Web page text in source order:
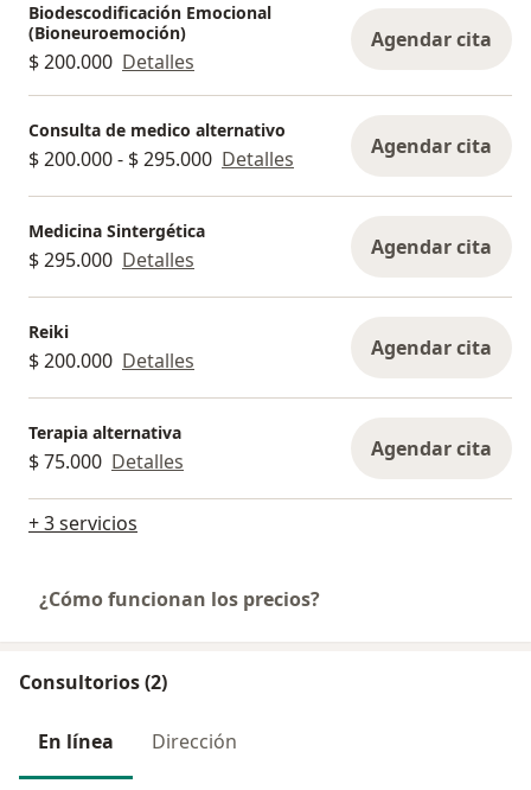
Biodescodificación Emocional
(Bioneuroemoción)
$ 200.000 Detalles
Agendar cita
Consulta de medico alternativo
$ 200.000 - $ 295.000 Detalles Agendar cita
Medicina Sintergética
$ 295.000 Detalles Agendar cita
Reiki
$ 200.000 Detalles Agendar cita
Terapia alternativa
$ 75.000 Detalles Agendar cita
+ 3 servicios
¿Cómo funcionan los precios?
Consultorios (2)
En línea Dirección